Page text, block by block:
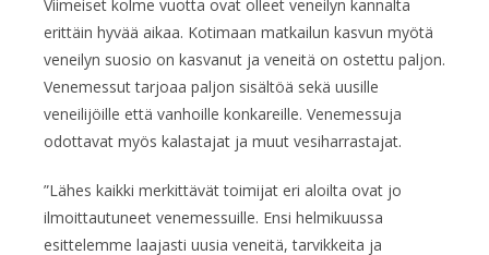
Viimeiset kolme vuotta ovat olleet veneilyn kannalta
erittäin hyvää aikaa. Kotimaan matkailun kasvun myötä
veneilyn suosio on kasvanut ja veneitä on ostettu paljon.
Venemessut tarjoaa paljon sisältöä sekä uusille
veneilijöille että vanhoille konkareille. Venemessuja
odottavat myös kalastajat ja muut vesiharrastajat.
”Lähes kaikki merkittävät toimijat eri aloilta ovat jo
ilmoittautuneet venemessuille. Ensi helmikuussa
esittelemme laajasti uusia veneitä, tarvikkeita ja